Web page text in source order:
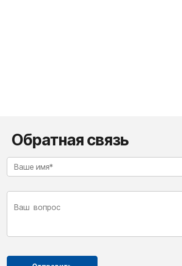
Обратная связь